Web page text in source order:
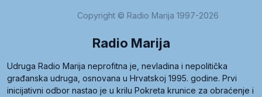
Copyright © Radio Marija 1997-2026
Radio Marija
Udruga Radio Marija neprofitna je, nevladina i nepolitička
građanska udruga, osnovana u Hrvatskoj 1995. godine. Prvi
inicijativni odbor nastao je u krilu Pokreta krunice za obraćenje i